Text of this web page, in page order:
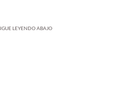
LEYENDO ABAJO